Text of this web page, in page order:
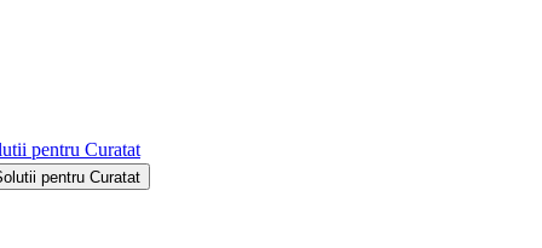
pentru Curatat
pentru Curatat